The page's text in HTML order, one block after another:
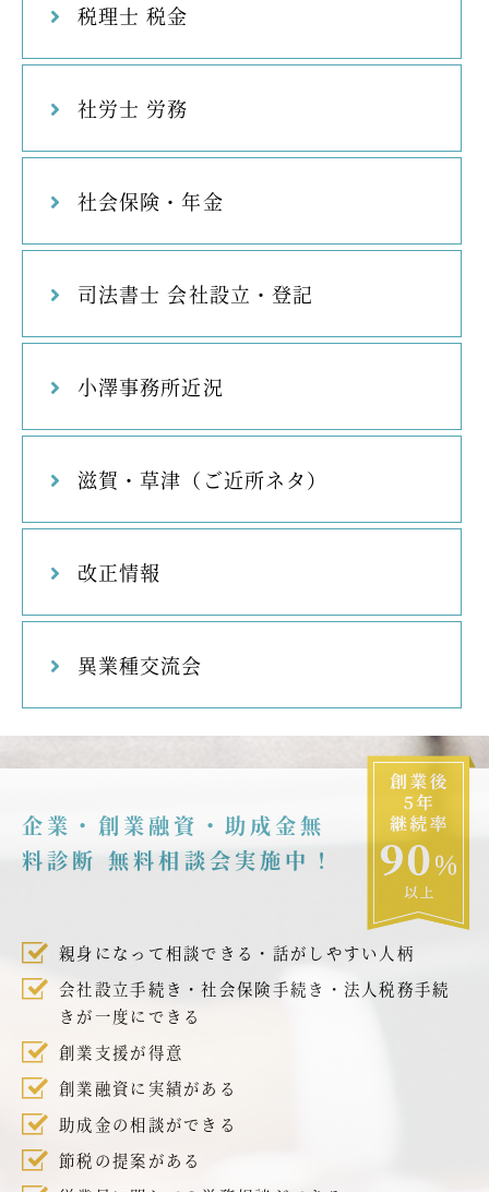
税理士 税金
社労士 労務
社会保険・年金
司法書士 会社設立・登記
小澤事務所近況
滋賀・草津（ご近所ネタ）
改正情報
異業種交流会
企業・創業融資・助成金無
料診断 無料相談会実施中！
親身になって相談できる・話がしやすい人柄
会社設立手続き・社会保険手続き・法人税務手続
きが一度にできる
創業支援が得意
創業融資に実績がある
助成金の相談ができる
節税の提案がある